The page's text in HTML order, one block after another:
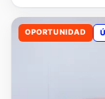
OPORTUNIDAD